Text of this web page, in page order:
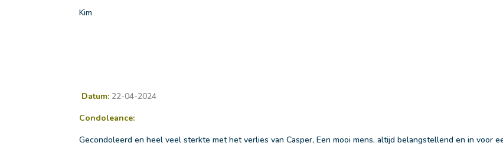
Kim
Datum: 22-04-2024
Condoleance:
Gecondoleerd en heel veel sterkte met het verlies van Casper, Een mooi mens, altijd belangstellend en in voor